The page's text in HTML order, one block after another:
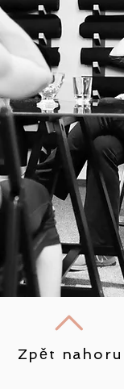
Zpět nahoru